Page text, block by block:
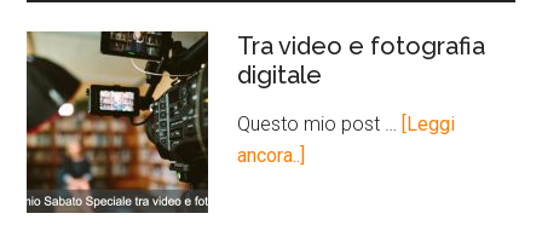
Tra video e fotografia
digitale
Questo mio post …
[Leggi
ancora..]